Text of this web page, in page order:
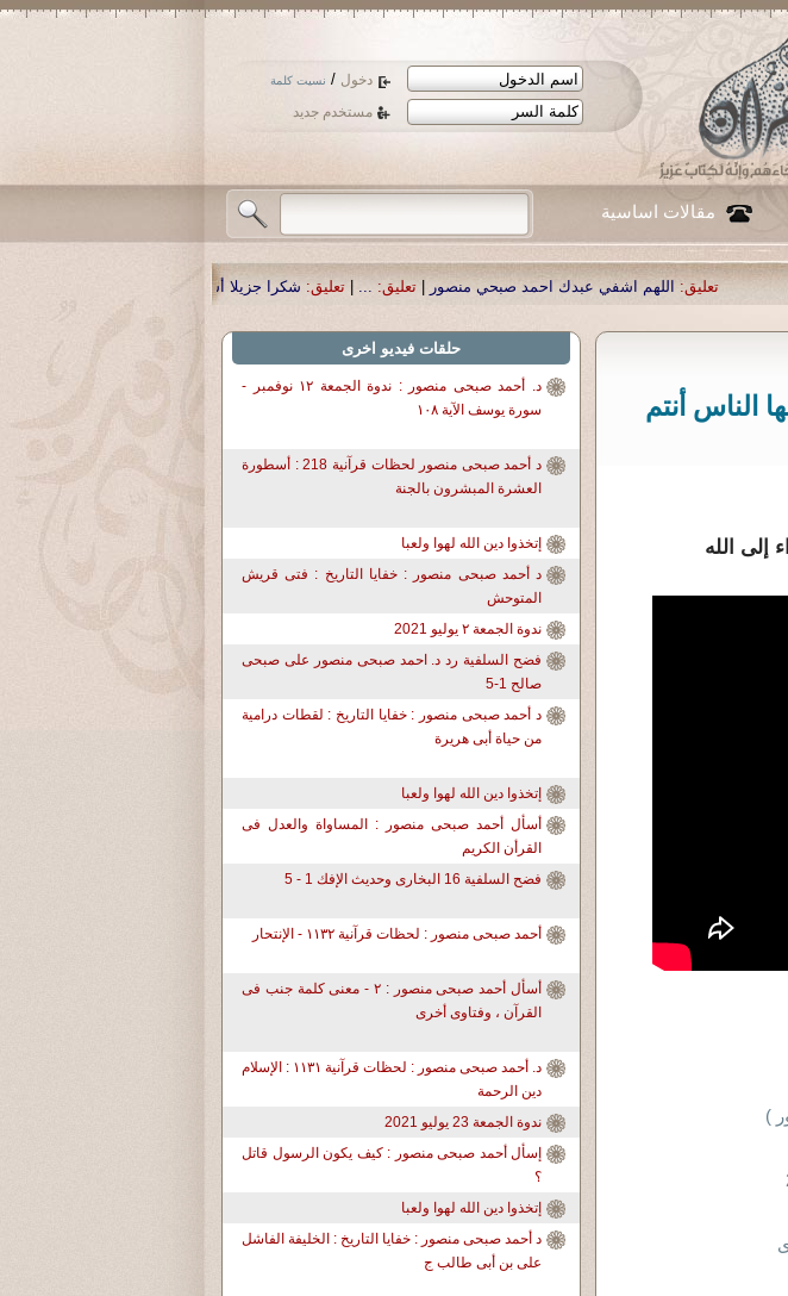
دخول / نسيت كلمة
مستخدم جديد
مقالات اساسية
احمد صبحي منصور|تعليق: ... تعليق: شكرا جزيلا أستاذ حمد الحمد .أكرمكم الله .|تعليق:
- لحظات قرآنية ١٢٠١: يا أيها الناس أنتم
)
حلقات فيديو اخرى
د. أحمد صبحى منصور : ندوة الجمعة ١٢ نوفمبر -
سورة يوسف الآية ١٠٨
د أحمد صبحى منصور لحظات قرآنية 218 : أسطورة
العشرة المبشرون بالجنة
إتخذوا دين الله لهوا ولعبا
د أحمد صبحى منصور : خفايا التاريخ : فتى قريش
المتوحش
ندوة الجمعة ٢ يوليو 2021
فضح السلفية رد د. احمد صبحى منصور على صبحى
صالح 1-5
د أحمد صبحى منصور : خفايا التاريخ : لقطات درامية
من حياة أبى هريرة
إتخذوا دين الله لهوا ولعبا
أسأل أحمد صبحى منصور : المساواة والعدل فى
القرأن الكريم
فضح السلفية 16 البخارى وحديث الإفك 1 - 5
أحمد صبحى منصور : لحظات قرآنية ١١٣٢ - الإنتحار
أسأل أحمد صبحى منصور : ٢ - معنى كلمة جنب فى
القرآن ، وفتاوى أخرى
د. أحمد صبحى منصور : لحظات قرآنية ١١٣١ : الإسلام
دين الرحمة
ندوة الجمعة 23 يوليو 2021
إسأل أحمد صبحى منصور : كيف يكون الرسول قاتل
؟
إتخذوا دين الله لهوا ولعبا
د أحمد صبحى منصور : خفايا التاريخ : الخليفة الفاشل
على بن أبى طالب ج